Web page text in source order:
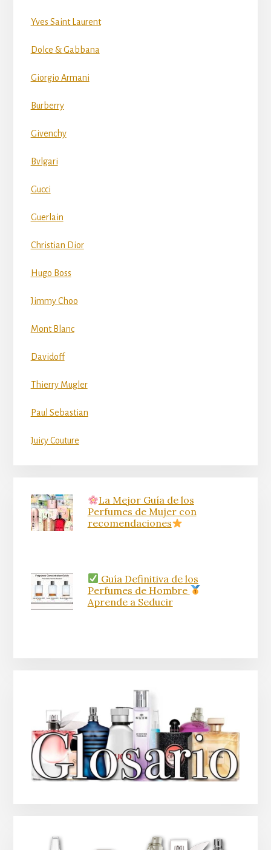
Yves Saint Laurent
Dolce & Gabbana
Giorgio Armani
Burberry
Givenchy
Bvlgari
Gucci
Guerlain
Christian Dior
Hugo Boss
Jimmy Choo
Mont Blanc
Davidoff
Thierry Mugler
Paul Sebastian
Juicy Couture
La Mejor Guía de los
Perfumes de Mujer con
recomendaciones
Guía Definitiva de los
Perfumes de Hombre
Aprende a Seducir